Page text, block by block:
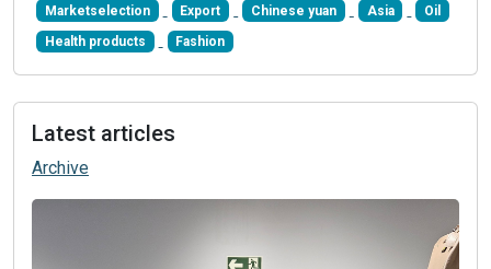
Marketselection Export Chinese yuan Asia Oil
Health products Fashion
Latest articles
Archive